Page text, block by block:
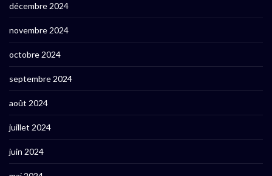
décembre 2024
novembre 2024
octobre 2024
septembre 2024
août 2024
juillet 2024
juin 2024